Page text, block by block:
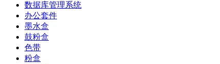
数据库管理系统
办公套件
墨水盒
鼓粉盒
色带
粉盒